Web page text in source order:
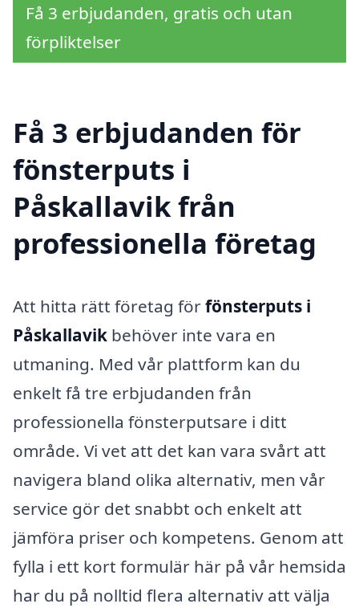
Få 3 erbjudanden, gratis och utan
förpliktelser
Få 3 erbjudanden för
fönsterputs i
Påskallavik från
professionella företag
Att hitta rätt företag förfönsterputs i
Påskallavik behöver inte vara en
utmaning. Med vår plattform kan du
enkelt få tre erbjudanden från
professionella fönsterputsare i ditt
område. Vi vet att det kan vara svårt att
navigera bland olika alternativ, men vår
service gör det snabbt och enkelt att
jämföra priser och kompetens. Genom att
fylla i ett kort formulär här på vår hemsida
har du på nolltid flera alternativ att välja